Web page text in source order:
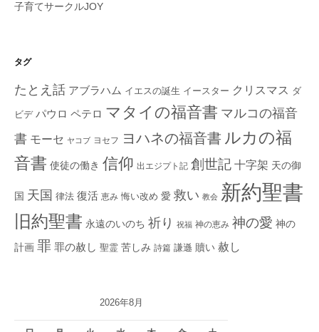
子育てサークルJOY
タグ
たとえ話 アブラハム イエスの誕生 イースター クリスマス ダ
ビデ パウロ ペテロ マタイの福音書 マルコの福音
書 モーセ ヤコブ ヨセフ ヨハネの福音書 ルカの福
音書 使徒の働き 信仰 出エジプト記 創世記 十字架 天の御
国 天国 律法 復活 恵み 悔い改め 愛 救い 教会 新約聖書
旧約聖書 永遠のいのち 祈り 祝福 神の恵み 神の愛 神の
計画 罪 罪の赦し 聖霊 苦しみ 詩篇 謙遜 贖い 赦し
2026年8月